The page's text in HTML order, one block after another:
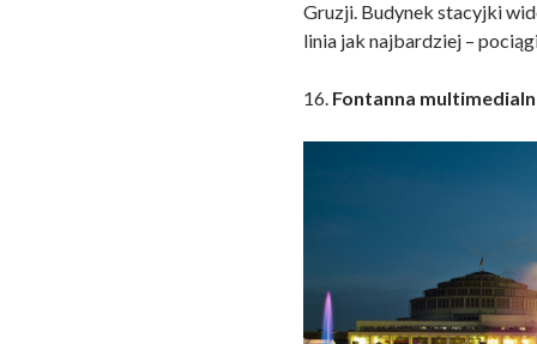
Gruzji. Budynek stacyjki
linia jak najbardziej –
16. Fontanna